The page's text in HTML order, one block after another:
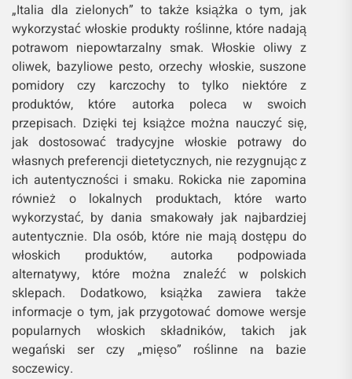
„Italia dla zielonych” to także książka o tym, jak
wykorzystać włoskie produkty roślinne, które nadają
potrawom niepowtarzalny smak. Włoskie oliwy z
oliwek, bazyliowe pesto, orzechy włoskie, suszone
pomidory czy karczochy to tylko niektóre z
produktów, które autorka poleca w swoich
przepisach. Dzięki tej książce można nauczyć się,
jak dostosować tradycyjne włoskie potrawy do
własnych preferencji dietetycznych, nie rezygnując z
ich autentyczności i smaku. Rokicka nie zapomina
również o lokalnych produktach, które warto
wykorzystać, by dania smakowały jak najbardziej
autentycznie. Dla osób, które nie mają dostępu do
włoskich produktów, autorka podpowiada
alternatywy, które można znaleźć w polskich
sklepach. Dodatkowo, książka zawiera także
informacje o tym, jak przygotować domowe wersje
popularnych włoskich składników, takich jak
wegański ser czy „mięso” roślinne na bazie
soczewicy.